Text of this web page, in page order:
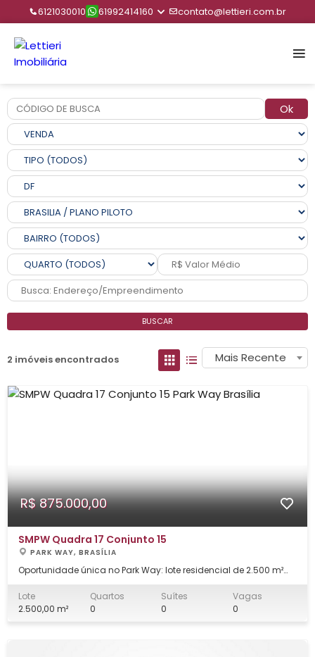
6121030010 61992414160 contato@lettieri.com.br
Ok
BUSCAR
2 imóveis encontrados Mais Recente
R$ 875.000,00
SMPW Quadra 17 Conjunto 15
PARK WAY, BRASÍLIA
Oportunidade única no Park Way: lote residencial de 2.500 m²
15, com potencial para construções de alto padrão e amplo
espaço para diferentes projetos. Excelente topografia,
Lote
2.500,00 m²
Quartos
0
Suítes
0
Vagas
0